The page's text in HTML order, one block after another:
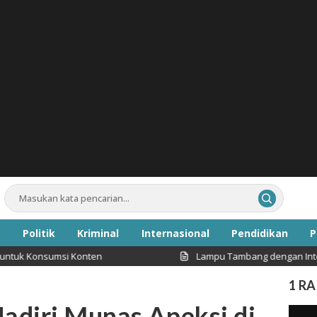
Politik Kriminal Internasional Pendidikan
Inspirasi
Konten Lampu Tambang dengan Intensitas
1